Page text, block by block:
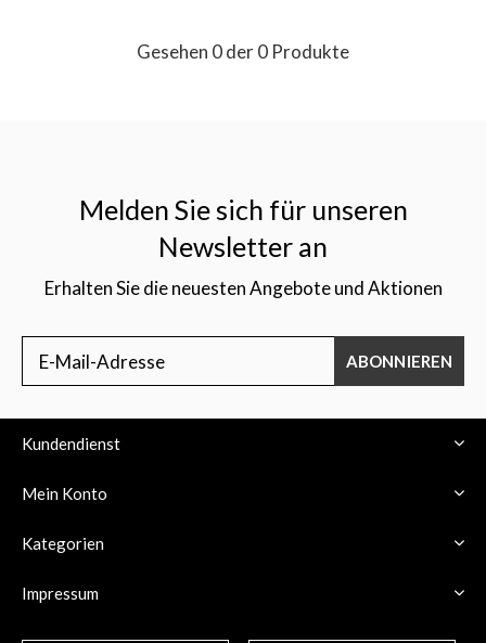
Gesehen 0 der 0 Produkte
Melden Sie sich für unseren
Newsletter an
Erhalten Sie die neuesten Angebote und Aktionen
ABONNIEREN
Kundendienst
Mein Konto
Kategorien
Impressum